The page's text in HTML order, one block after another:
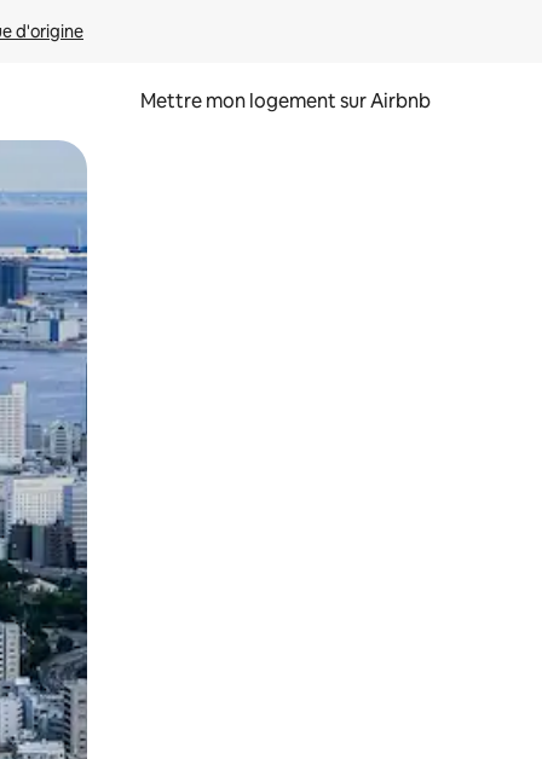
d'origine
Mettre mon logement sur Airbnb
glisser.